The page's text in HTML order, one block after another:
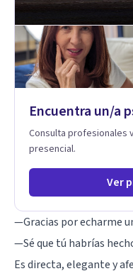
Encuentra un/a
Consulta profesionales
presencial.
Ver
—Gracias por echarme
—Sé que tú habrías
Es directa, elegante y